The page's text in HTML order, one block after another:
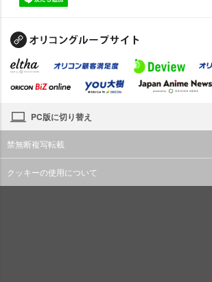
PC版に切り替え
禁無断複写転載
クッキーの使用について